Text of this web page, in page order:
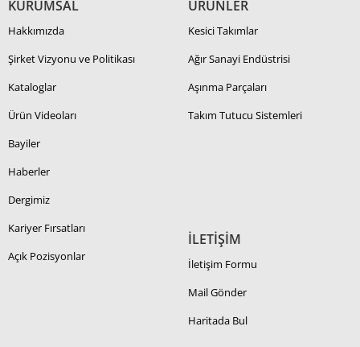
KURUMSAL
Hakkımızda
Şirket Vizyonu ve Politikası
Kataloglar
Ürün Videoları
Bayiler
Haberler
Dergimiz
Kariyer Fırsatları
Açık Pozisyonlar
ÜRÜNLER
Kesici Takımlar
Ağır Sanayi Endüstrisi
Aşınma Parçaları
Takım Tutucu Sistemleri
İLETİŞİM
İletişim Formu
Mail Gönder
Haritada Bul